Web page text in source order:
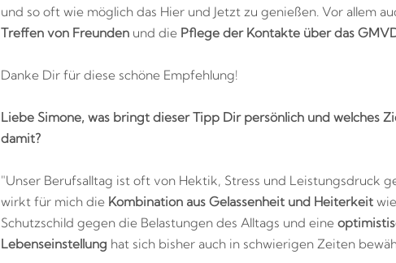
und so oft wie möglich das Hier und Jetzt zu genießen. Vor allem
Treffen von Freundenund die Pflege der Kontakte über das
Danke Dir für diese schöne Empfehlung!
Liebe Simone, was bringt dieser Tipp Dir persönlich und welches
damit?
"Unser Berufsalltag ist oft von Hektik, Stress und Leistungsdruck
wirkt für mich die Kombination aus Gelassenheit und Heiterkeit
Schutzschild gegen die Belastungen des Alltags und eine
Lebenseinstellung hat sich bisher auch in schwierigen Zeiten